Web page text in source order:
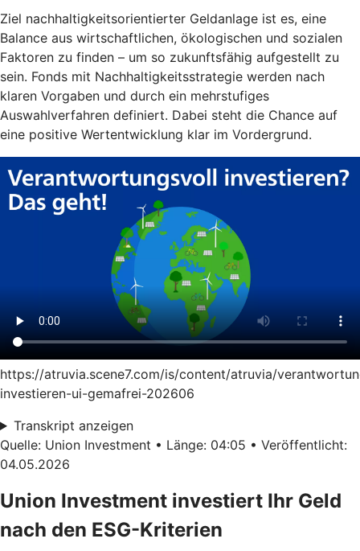
Ziel nachhaltigkeitsorientierter Geldanlage ist es, eine
Balance aus wirtschaftlichen, ökologischen und sozialen
Faktoren zu finden – um so zukunftsfähig aufgestellt zu
sein. Fonds mit Nachhaltigkeitsstrategie werden nach
klaren Vorgaben und durch ein mehrstufiges
Auswahlverfahren definiert. Dabei steht die Chance auf
eine positive Wertentwicklung klar im Vordergrund.
https://atruvia.scene7.com/is/content/atruvia/
investieren-ui-gemafrei-202606
Transkript anzeigen
Quelle: Union Investment • Länge: 04:05 • Veröffentlicht:
04.05.2026
Union Investment investiert Ihr Geld
nach den ESG-Kriterien